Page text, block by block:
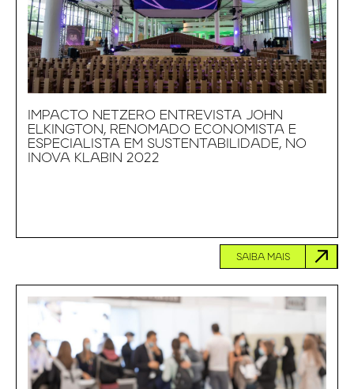
IMPACTO NETZERO ENTREVISTA JOHN
ELKINGTON, RENOMADO ECONOMISTA E
ESPECIALISTA EM SUSTENTABILIDADE, NO
INOVA KLABIN 2022
SAIBA MAIS